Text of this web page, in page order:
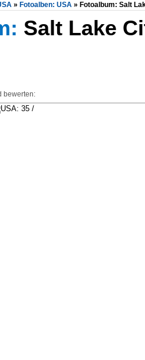
» Fotoalben: USA » Fotoalbum: Salt
Salt Lake
bewerten: